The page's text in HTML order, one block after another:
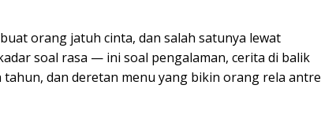
orang jatuh cinta, dan salah satunya lewat
soal rasa — ini soal pengalaman, cerita di balik
dan deretan menu yang bikin orang rela antre